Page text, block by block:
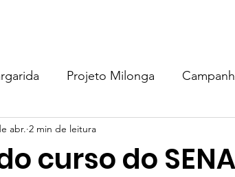
Projeto Milonga
Projeto milONGa
curso do
abr. 2 min de leitura